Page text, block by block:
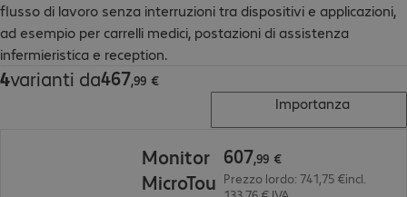
flusso di lavoro senza interruzioni tra dispositivi e applicazioni,
ad esempio per carrelli medici, postazioni di assistenza
infermieristica e reception.
4varianti da467,99 €
467,99 €
Importanza
Monitor
MicroTou
607,99 €
Prezzo lordo: 741,75 €incl.